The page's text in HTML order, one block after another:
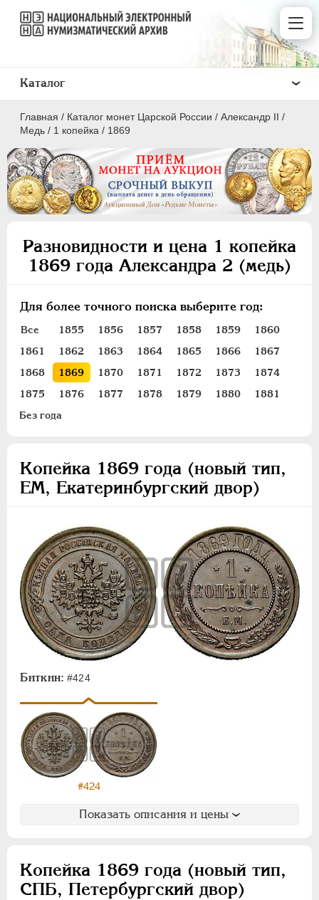
Главная / Каталог монет Царской России / Александр II /
Медь / 1 копейка / 1869
Разновидности и цена 1 копейка
1869 года Александра 2 (медь)
Для более точного поиска выберите год:
Все 1855 1856 1857 1858 1859
1860
1861
1862 1863 1864 1865 1866
1867
1868
1869 1870 1871 1872 1873
1874
1875
1876 1877 1878 1879 1880
1881
Без года
Копейка 1869 года (новый тип,
ЕМ, Екатеринбургский двор)
Биткин: #424
#424
Показать описания и цены
Копейка 1869 года (новый тип,
СПБ, Петербургский двор)
Каталог
ПEТР I 1699 - 1725
ПЕТР II 1727-1729
АННА ИОАННОВНА 1730-1740
ЕЛИЗАВЕТА 1741-1762
ПЕТР III
1762-1762
ЕКАТЕРИНА II
1762-1796
ПАВЕЛ I 1796-1801
АЛЕКСАНДР I
Серебро
Медь
3 копейки
2 копейки
1 копейка
1/2 копейки
Денежка
1/4 копейки
Полушка
Пробные
Для Финляндии
АЛЕКСАНДР III 1881-1894
НИКОЛАЙ II
1894-1917
ИНОСТРАННЫЕ 1768-1918